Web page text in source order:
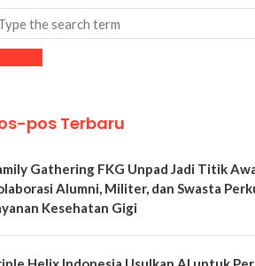
pos Terbaru
Gathering FKG Unpad Jadi Titik
Alumni, Militer, dan Swasta
Kesehatan Gigi